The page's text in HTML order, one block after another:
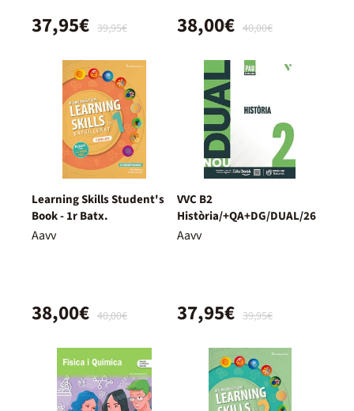
39,95€
37,95€ 40,00€
38,00€
Learning Skills Student's
Book - 1r Batx.
Aavv
40,00€
38,00€
VVC B2
Història/+QA+DG/DUAL/26
Aavv
39,95€
37,95€